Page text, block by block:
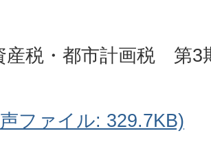
産税・都市計画税 第3
ファイル: 329.7KB)